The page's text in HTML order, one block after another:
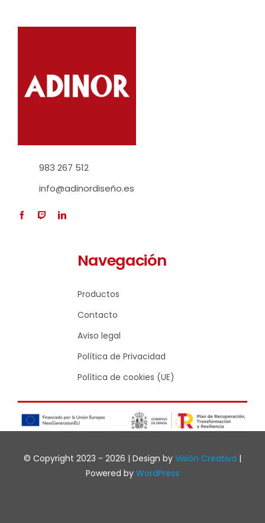
983 267 512
info@adinordiseño.es
Navegación
Productos
Contacto
Aviso legal
Política de Privacidad
Política de cookies (UE)
© Copyright 2023 - 2026 | Design by Visión Creativa |
Powered by WordPress